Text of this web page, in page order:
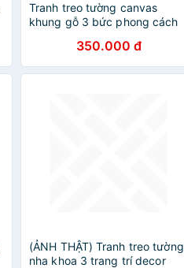
Tranh treo tường canvas
khung gỗ 3 bức phong cách
trang trí phòng khách phòng
ngủ spa 65
350.000 đ
(ẢNH THẬT) Tranh treo tường
nha khoa 3 trang trí decor